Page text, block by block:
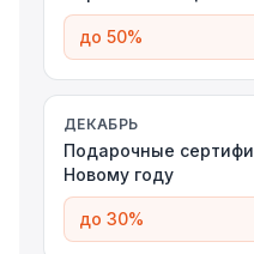
до 50%
ДЕКАБРЬ
Подарочные
Новому году
до 30%